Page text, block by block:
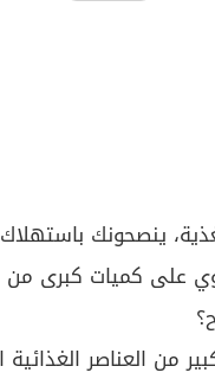
ينصحونك
على كميات كبرى من
من العناصر